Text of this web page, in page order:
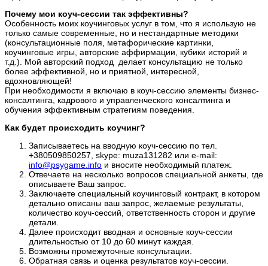
Почему мои коуч-сессии так эффективны?
Особенность моих коучинговых услуг в том, что я использую не
только самые современные, но и нестандартные методики
(консультационные поля, метафорические картинки,
коучинговые игры, авторские аффирмации, кубики историй и
т.д.). Мой авторский подход делает консультацию не только
более эффективной, но и приятной, интересной,
вдохновляющей!
При необходимости я включаю в коуч-сессию элементы бизнес-
консалтинга, кадрового и управленческого консалтинга и
обучения эффективным стратегиям поведения.
Как будет происходить коучинг?
Записываетесь на вводную коуч-сессию по тел.
+380509850257, skype: muza131282 или e-mail:
info@psygame.info и вносите необходимый платеж.
Отвечаете на несколько вопросов специальной анкеты, где
описываете Ваш запрос.
Заключаете специальный коучинговый контракт, в котором
детально описаны ваш запрос, желаемые результаты,
количество коуч-сессий, ответственность сторон и другие
детали.
Далее происходит вводная и основные коуч-сессии
длительностью от 10 до 60 минут каждая.
Возможны промежуточные консультации.
Обратная связь и оценка результатов коуч-сессии.